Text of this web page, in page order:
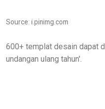
Source: i.pinimg.com
600+ templat desain dapat
undangan ulang tahun'.